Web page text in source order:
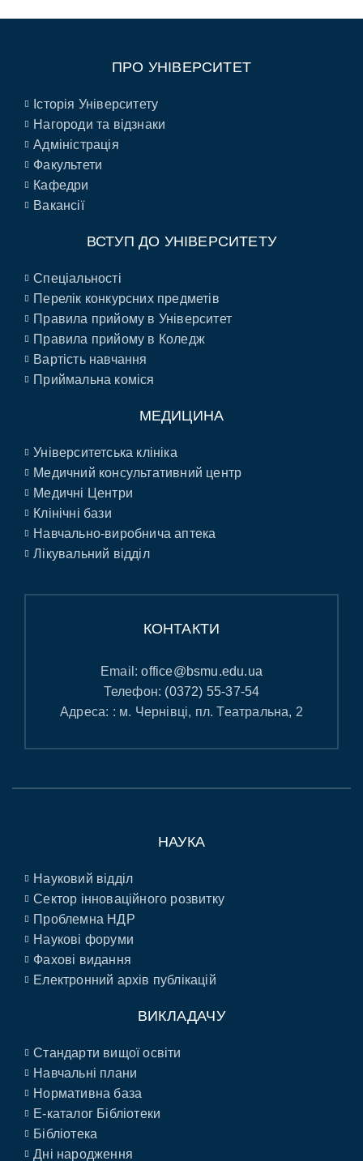
ПРО УНІВЕРСИТЕТ
Історія Університету
Нагороди та відзнаки
Адміністрація
Факультети
Кафедри
Вакансії
ВСТУП ДО УНІВЕРСИТЕТУ
Спеціальності
Перелік конкурсних предметів
Правила прийому в Університет
Правила прийому в Коледж
Вартість навчання
Приймальна коміся
МЕДИЦИНА
Університетська клініка
Медичний консультативний центр
Медичні Центри
Клінічні бази
Навчально-виробнича аптека
Лікувальний відділ
КОНТАКТИ
Email:office@bsmu.edu.ua
Телефон: (0372) 55-37-54
Адреса: : м. Чернівці, пл. Театральна, 2
НАУКА
Науковий відділ
Сектор інноваційного розвитку
Проблемна НДР
Наукові форуми
Фахові видання
Електронний архів публікацій
ВИКЛАДАЧУ
Стандарти вищої освіти
Навчальні плани
Нормативна база
E-каталог Бібліотеки
Бібліотека
Дні народження